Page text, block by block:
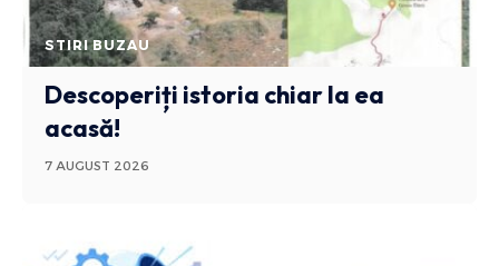
STIRI BUZAU
Descoperiți istoria chiar la ea
acasă!
7 AUGUST 2026